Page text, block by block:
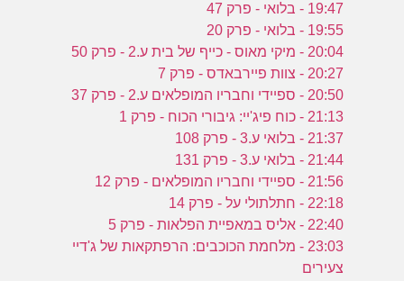
19:47 - בלואי - פרק 47
19:55 - בלואי - פרק 20
20:04 - מיקי מאוס - כייף של בית ע.2 - פרק 50
20:27 - צוות פיירבאדס - פרק 7
20:50 - ספיידי וחבריו המופלאים ע.2 - פרק 37
21:13 - כוח פיג'יי: גיבורי הכוח - פרק 1
21:37 - בלואי ע.3 - פרק 108
21:44 - בלואי ע.3 - פרק 131
21:56 - ספיידי וחבריו המופלאים - פרק 12
22:18 - חתלתולי על - פרק 14
22:40 - אליס במאפיית הפלאות - פרק 5
23:03 - מלחמת הכוכבים: הרפתקאות של ג'דיי
צעירים